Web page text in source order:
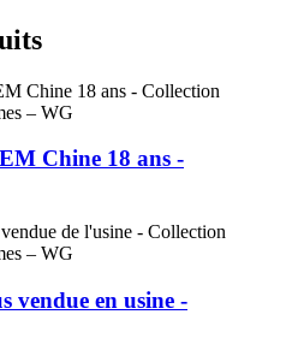
Chine 18 ans -
vendue en usine -